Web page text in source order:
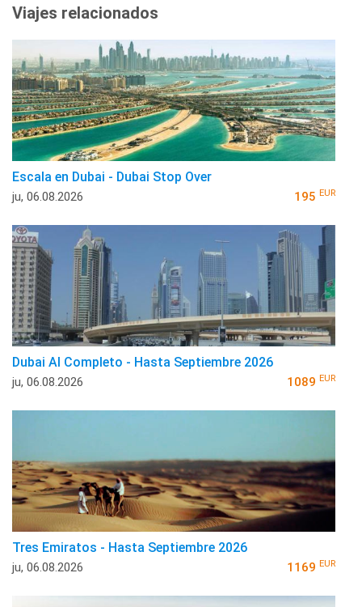
Viajes relacionados
Escala en Dubai - Dubai Stop Over
ju, 06.08.2026 195 EUR
Dubai Al Completo - Hasta Septiembre 2026
ju, 06.08.2026 1089 EUR
Tres Emiratos - Hasta Septiembre 2026
ju, 06.08.2026 1169 EUR